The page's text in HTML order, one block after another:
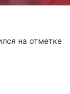
на отметке